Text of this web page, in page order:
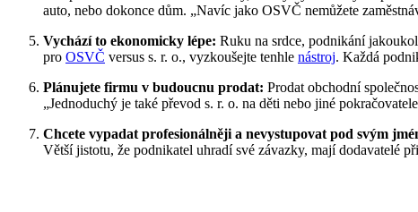
auto, nebo dokonce dům. „Navíc jako OSVČ nemůžete
Vychází to ekonomicky lépe: Ruku na srdce, podnikání
pro OSVČ versus s. r. o., vyzkoušejte tenhle nástroj. Každá
Plánujete firmu v budoucnu prodat: Prodat obchodní
„Jednoduchý je také převod s. r. o. na děti nebo jiné
Chcete vypadat profesionálněji a nevystupovat pod svým
Větší jistotu, že podnikatel uhradí své závazky, mají dodavatelé